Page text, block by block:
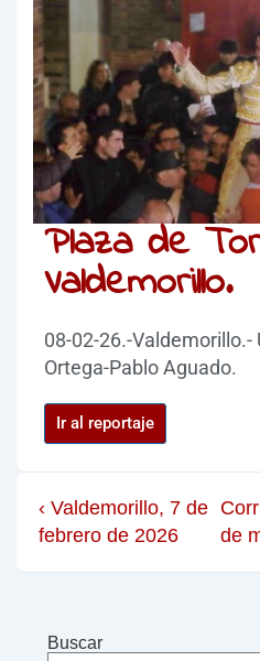
Plaza de
Valdemorillo.
08-02-26.-Valdemorillo.-
Ortega-Pablo Aguado.
Ir al reportaje
‹ Valdemorillo, 7 de
febrero de 2026
de
Buscar